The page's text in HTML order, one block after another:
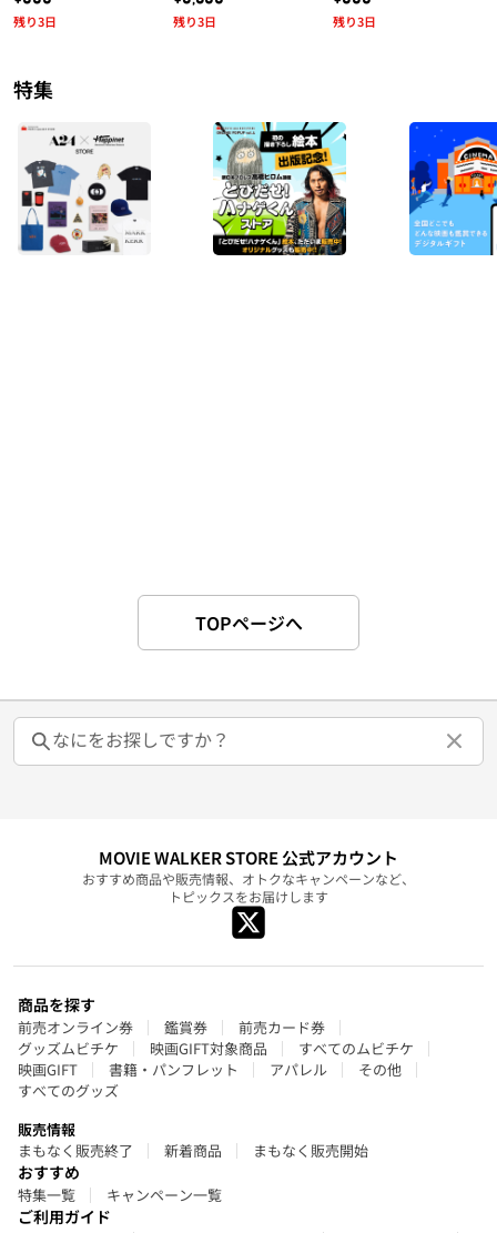
残り3日
シャツ
残り3日
残り3日
特集
TOPページへ
MOVIE WALKER STORE 公式アカウント
おすすめ商品や販売情報、オトクなキャンペーンなど、
トピックスをお届けします
商品を探す
前売オンライン券 鑑賞券
前売カード券
グッズムビチケ
映画GIFT対象商品
すべてのムビチケ
映画GIFT
書籍・パンフレット アパレル
その他
すべてのグッズ
販売情報
まもなく販売終了
新着商品 まもなく販売開始
おすすめ
特集一覧 キャンペーン一覧
ご利用ガイド